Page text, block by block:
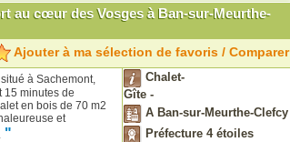
au cœur des Vosges à Ban-sur-Meurthe-
Ajouter à ma sélection de favoris / Comparer
à Sachemont,
15 minutes de
en bois de 70 m2
et
"
Chalet-
Gîte -
A Ban-sur-Meurthe-Clefcy
Préfecture 4 étoiles